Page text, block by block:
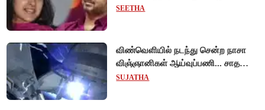
முடித்து வைத்தது செங்கல்பட்டு
SEETHA
விண்வெளியில் நடந்து சென்ற நாசா
விஞ்ஞானிகள் ஆய்வுப்பணி... சாதனை
!
SUJATHA